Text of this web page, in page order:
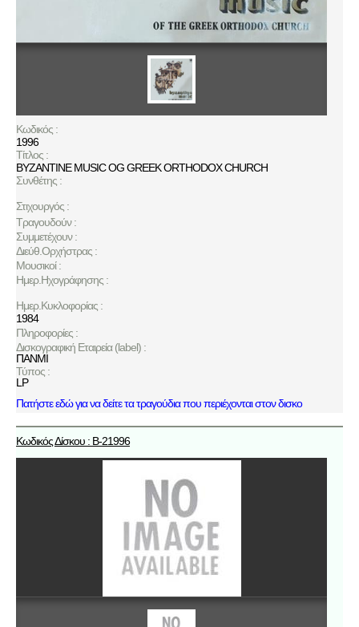
Κωδικός :
1996
Τίτλος :
BYZANTINE MUSIC OG GREEK ORTHODOX CHURCH
Συνθέτης :
Στιχουργός :
Τραγουδούν :
Συμμετέχουν :
Διεύθ.Ορχήστρας :
Μουσικοί :
Ημερ.Ηχογράφησης :
Ημερ.Κυκλοφορίας :
1984
Πληροφορίες :
Δισκογραφική Εταιρεία (label) :
ΠΑΝΜΙ
Τύπος :
LP
Πατήστε εδώ για να δείτε τα τραγούδια που περιέχονται στον δισκο
Κωδικός Δίσκου : B-21996